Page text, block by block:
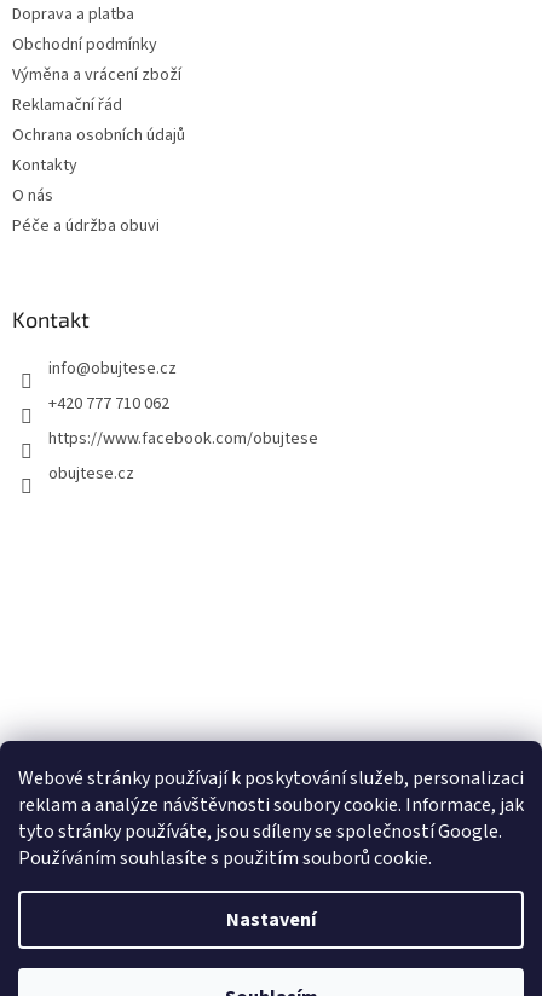
Webové stránky používají k poskytování služeb, personalizaci
reklam a analýze návštěvnosti soubory cookie. Informace, jak
tyto stránky používáte, jsou sdíleny se společností Google.
Používáním souhlasíte s použitím souborů cookie.
Nastavení
Doprava a platba
Obchodní podmínky
Výměna a vrácení zboží
Reklamační řád
Ochrana osobních údajů
Kontakty
O nás
Péče a údržba obuvi
Kontakt
info@obujtese.cz
+420 777 710 062
https://www.facebook.com/obujtese
obujtese.cz
Copyright 2026Obujtese.cz-srdeční záležitost. Všechna práva